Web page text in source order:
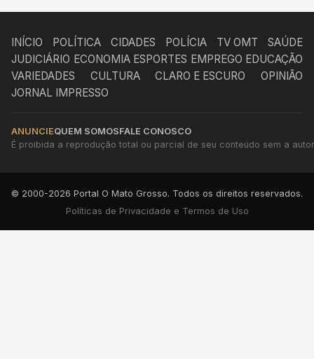
INÍCIO POLÍTICA CIDADES POLÍCIA TV OMT
SAÚDE
JUDICIÁRIO ECONOMIA ESPORTES EMPREGO EDUCAÇÃO
VARIEDADES
CULTURA CLARO E ESCURO
OPINIÃO
JORNAL IMPRESSO
ANUNCIEQUEM SOMOSFALE CONOSCO
É proibida a reprodução total ou parcial de seu conteúdo sem a
© 2000-2026 Portal O Mato Grosso. Todos os direitos reservados.
Políticas de Privacidade e Termos de Uso